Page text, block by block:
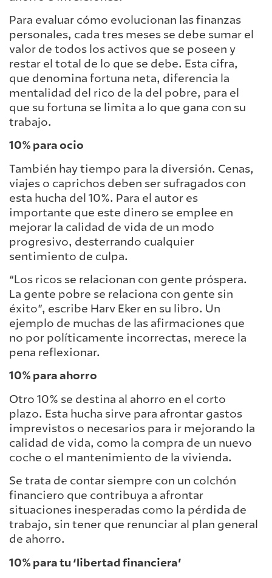
Para evaluar cómo evolucionan las finanzas
personales, cada tres meses se debe sumar el
valor de todos los activos que se poseen y
restar el total de lo que se debe. Esta cifra,
que denomina fortuna neta, diferencia la
mentalidad del rico de la del pobre, para el
que su fortuna se limita a lo que gana con su
trabajo.
10% para ocio
También hay tiempo para la diversión. Cenas,
viajes o caprichos deben ser sufragados con
esta hucha del 10%. Para el autor es
importante que este dinero se emplee en
mejorar la calidad de vida de un modo
progresivo, desterrando cualquier
sentimiento de culpa.
“Los ricos se relacionan con gente próspera.
La gente pobre se relaciona con gente sin
éxito”, escribe Harv Eker en su libro. Un
ejemplo de muchas de las afirmaciones que
no por políticamente incorrectas, merece la
pena reflexionar.
10% para ahorro
Otro 10% se destina al ahorro en el corto
plazo. Esta hucha sirve para afrontar gastos
imprevistos o necesarios para ir mejorando la
calidad de vida, como la compra de un nuevo
coche o el mantenimiento de la vivienda.
Se trata de contar siempre con un colchón
financiero que contribuya a afrontar
situaciones inesperadas como la pérdida de
trabajo, sin tener que renunciar al plan general
de ahorro.
10% para tu ‘libertad financiera’